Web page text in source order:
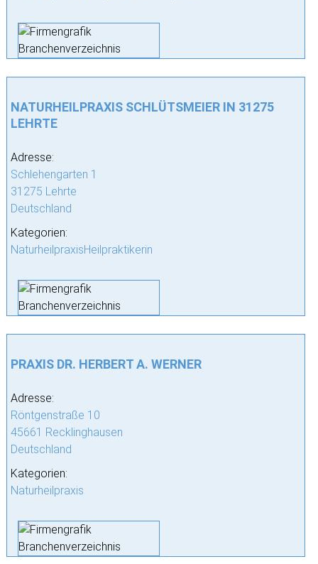
NATURHEILPRAXIS SCHLÜTSMEIER IN 31275
LEHRTE
Adresse:
Schlehengarten 1
31275 Lehrte
Deutschland
Kategorien:
NaturheilpraxisHeilpraktikerin
PRAXIS DR. HERBERT A. WERNER
Adresse:
Röntgenstraße 10
45661 Recklinghausen
Deutschland
Kategorien:
Naturheilpraxis